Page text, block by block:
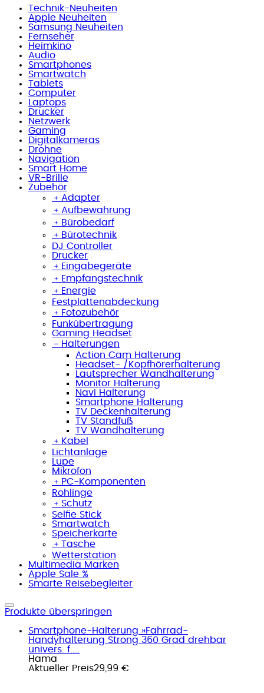
Technik-Neuheiten
Apple Neuheiten
Samsung Neuheiten
Fernseher
Heimkino
Audio
Smartphones
Smartwatch
Tablets
Computer
Laptops
Drucker
Netzwerk
Gaming
Digitalkameras
Drohne
Navigation
Smart Home
VR-Brille
Zubehör
﹢ Adapter
﹢ Aufbewahrung
﹢ Bürobedarf
﹢ Bürotechnik
DJ Controller
Drucker
﹢ Eingabegeräte
﹢ Empfangstechnik
﹢ Energie
Festplattenabdeckung
﹢ Fotozubehör
Funkübertragung
Gaming Headset
﹣ Halterungen
Action Cam Halterung
Headset- /Kopfhörerhalterung
Lautsprecher Wandhalterung
Monitor Halterung
Navi Halterung
Smartphone Halterung
TV Deckenhalterung
TV Standfuß
TV Wandhalterung
﹢ Kabel
Lichtanlage
Lupe
Mikrofon
﹢ PC-Komponenten
Rohlinge
﹢ Schutz
Selfie Stick
Smartwatch
Speicherkarte
﹢ Tasche
Wetterstation
Multimedia Marken
Apple Sale %
Smarte Reisebegleiter
Produkte überspringen
Smartphone-Halterung »Fahrrad-
Handyhalterung Strong 360 Grad drehbar
univers. f....
Hama
Aktueller Preis29,99 €